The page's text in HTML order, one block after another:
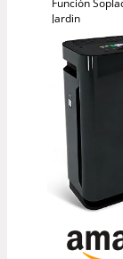
Función
Jardin